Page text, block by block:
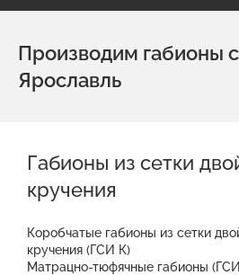
Производим габионы
Ярославль
Габионы из сетки
кручения
Коробчатые габионы из сетки
кручения (ГСИ К)
Матрацно-тюфячные габионы